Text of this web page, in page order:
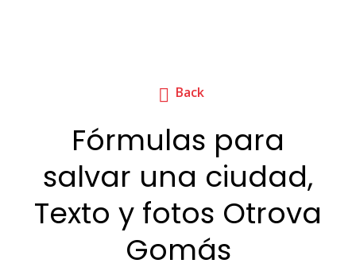
Back
Fórmulas para
salvar una ciudad,
Texto y fotos Otrova
Gomás